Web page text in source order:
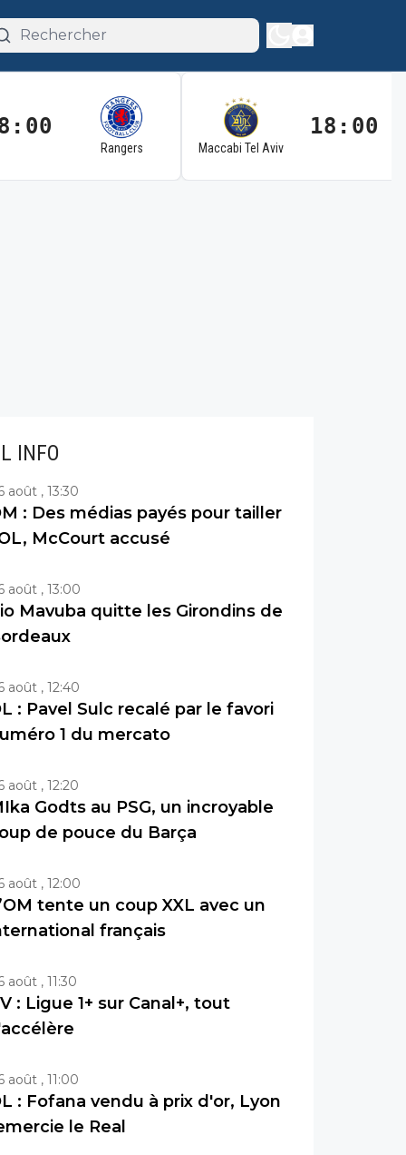
Rangers Maccabi Tel Aviv
18:00
INFO
août , 13:30
: Des médias payés pour tailler
McCourt accusé
août , 13:00
Mavuba quitte les Girondins de
août , 12:40
: Pavel Sulc recalé par le favori
1 du mercato
août , 12:20
Godts au PSG, un incroyable
de pouce du Barça
août , 12:00
tente un coup XXL avec un
français
août , 11:30
: Ligue 1+ sur Canal+, tout
août , 11:00
: Fofana vendu à prix d'or, Lyon
le Real